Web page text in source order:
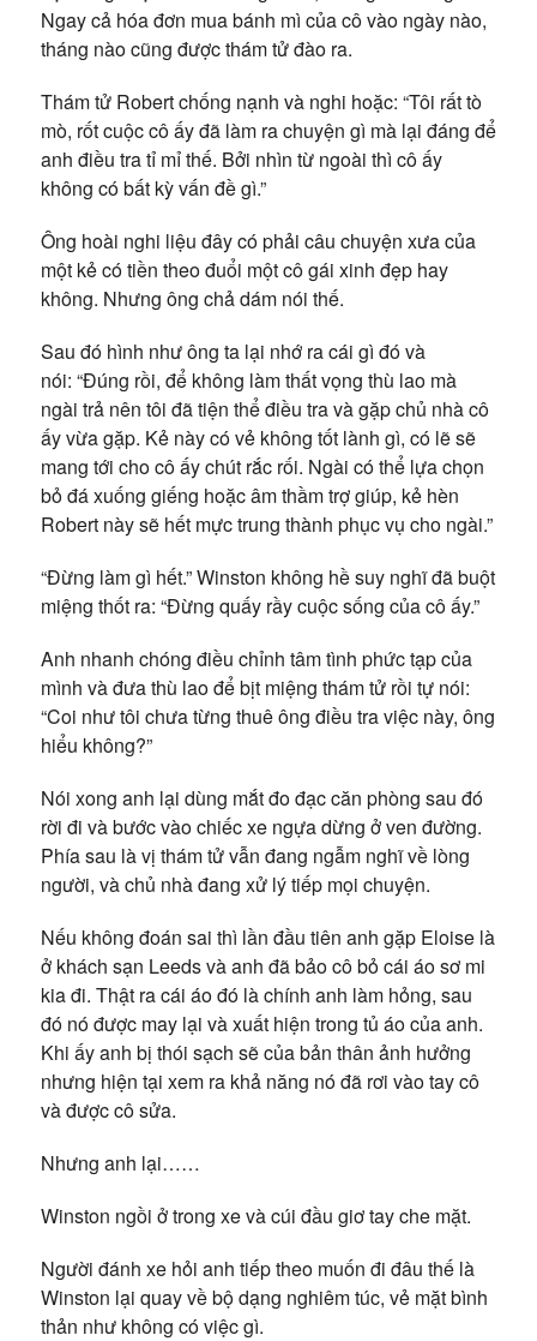
Ngay cả hóa đơn mua bánh mì của cô vào ngày nào,
tháng nào cũng được thám tử đào ra.
Thám tử Robert chống nạnh và nghi hoặc: “Tôi rất tò
mò, rốt cuộc cô ấy đã làm ra chuyện gì mà lại đáng để
anh điều tra tỉ mỉ thế. Bởi nhìn từ ngoài thì cô ấy
không có bất kỳ vấn đề gì.”
Ông hoài nghi liệu đây có phải câu chuyện xưa của
một kẻ có tiền theo đuổi một cô gái xinh đẹp hay
không. Nhưng ông chả dám nói thế.
Sau đó hình như ông ta lại nhớ ra cái gì đó và
nói: “Đúng rồi, để không làm thất vọng thù lao mà
ngài trả nên tôi đã tiện thể điều tra và gặp chủ nhà cô
ấy vừa gặp. Kẻ này có vẻ không tốt lành gì, có lẽ sẽ
mang tới cho cô ấy chút rắc rối. Ngài có thể lựa chọn
bỏ đá xuống giếng hoặc âm thầm trợ giúp, kẻ hèn
Robert này sẽ hết mực trung thành phục vụ cho ngài.”
“Đừng làm gì hết.” Winston không hề suy nghĩ đã buột
miệng thốt ra: “Đừng quấy rầy cuộc sống của cô ấy.”
Anh nhanh chóng điều chỉnh tâm tình phức tạp của
mình và đưa thù lao để bịt miệng thám tử rồi tự nói:
“Coi như tôi chưa từng thuê ông điều tra việc này, ông
hiểu không?”
Nói xong anh lại dùng mắt đo đạc căn phòng sau đó
rời đi và bước vào chiếc xe ngựa dừng ở ven đường.
Phía sau là vị thám tử vẫn đang ngẫm nghĩ về lòng
người, và chủ nhà đang xử lý tiếp mọi chuyện.
Nếu không đoán sai thì lần đầu tiên anh gặp Eloise là
ở khách sạn Leeds và anh đã bảo cô bỏ cái áo sơ mi
kia đi. Thật ra cái áo đó là chính anh làm hỏng, sau
đó nó được may lại và xuất hiện trong tủ áo của anh.
Khi ấy anh bị thói sạch sẽ của bản thân ảnh hưởng
nhưng hiện tại xem ra khả năng nó đã rơi vào tay cô
và được cô sửa.
Nhưng anh lại……
Winston ngồi ở trong xe và cúi đầu giơ tay che mặt.
Người đánh xe hỏi anh tiếp theo muốn đi đâu thế là
Winston lại quay về bộ dạng nghiêm túc, vẻ mặt bình
thản như không có việc gì.